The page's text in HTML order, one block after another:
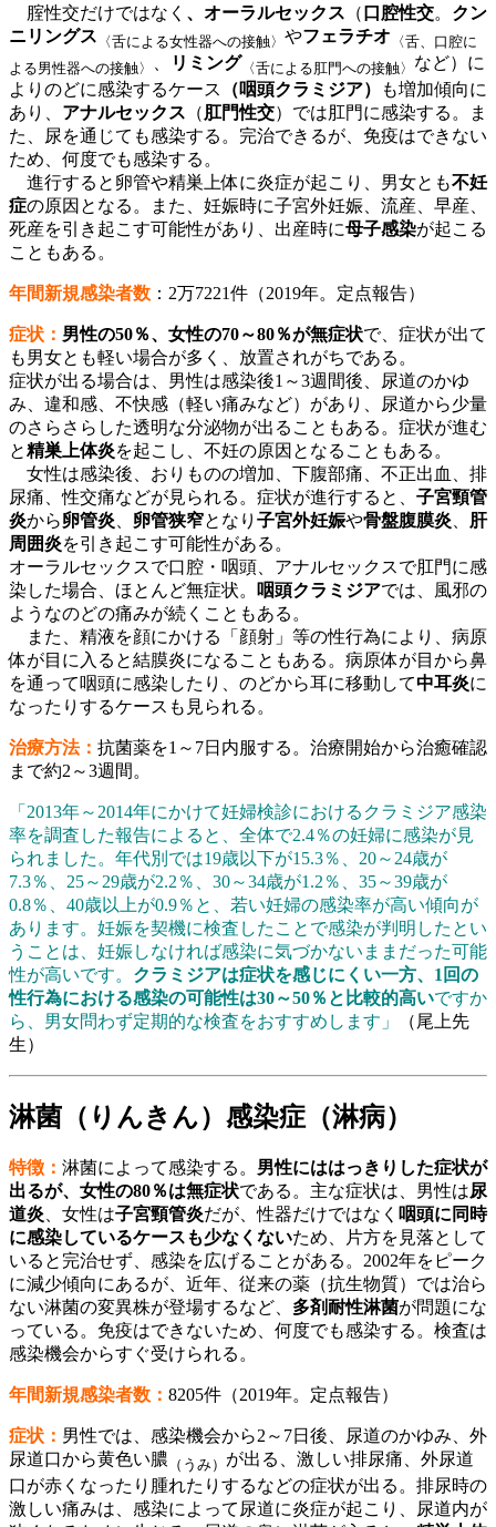
腟性交だけではなく 、オーラルセックス （ 口腔性交。 クン
ニリングス 〈舌による女性器への接触〉 やフェラチオ 〈舌、口腔に
よる男性器への接触〉
リミング 〈舌による肛門への接触〉 など）に
よりのどに感染するケース
（咽頭クラミジア）
も増加傾向に
あり、 アナルセックス （肛門性交）では肛門に感染する。ま
た、尿を通じても感染する。完治できるが、免疫はできない
ため、何度でも感染する。
進行すると卵管や精巣上体に炎症が起こり、男女とも不妊
症の原因となる。また、妊娠時に子宮外妊娠、流産、早産、
死産を引き起こす可能性があり、出産時に母子感染が起こる
こともある。
年間新規感染者数 ：2万7221件（2019年。 定点報告）
症状： 男性の50％、女性の70～80％が無症状で、症状が出て
も男女とも軽い場合が多く、放置されがちである。
症状が出る場合は、男性は感染後1～3週間後、尿道のかゆ
み、違和感、不快感（軽い痛みなど）があり、尿道から少量
のさらさらした透明な分泌物が出ることもある。症状が進む
と精巣上体炎を起こし、不妊の原因となることもある。
女性は感染後、おりものの増加、下腹部痛、不正出血、排
尿痛、性交痛などが見られる。症状が進行すると、 子宮頸管
炎から卵管炎 卵管狭窄となり 子宮外妊娠や骨盤腹膜炎
肝
周囲炎を引き起こす可能性がある。
オーラルセックスで口腔・咽頭、アナルセックスで肛門に感
染した場合、ほとんど無症状。
咽頭クラミジアでは、風邪の
ようなのどの痛みが続くこともある。
また、精液を顔にかける「顔射」等の性行為により、病原
体が目に入ると結膜炎になることもある。病原体が目から鼻
を通って咽頭に感染したり、のどから耳に移動して中耳炎に
なったりするケースも見られる。
治療方法： 抗菌薬を1～7日内服する。治療開始から治癒確認
まで約2～3週間。
「2013年～2014年にかけて妊婦検診におけるクラミジア感染
率を調査した報告によると、全体で2.4％の妊婦に感染が見
られました。年代別では19歳以下が15.3％、20～24歳が
7.3％、25～29歳が2.2％、30～34歳が1.2％、35～39歳が
0.8％、40歳以上が0.9％と、若い妊婦の感染率が高い傾向が
あります。妊娠を契機に検査したことで感染が判明したとい
うことは、妊娠しなければ感染に気づかないままだった可能
性が高いです。 クラミジアは症状を感じにくい一方、1回の
性行為における感染の可能性は30～50％と比較的高いですか
ら、男女問わず定期的な検査をおすすめします」
（尾上先
生）
淋菌（りんきん）感染症（淋病）
特徴： 淋菌によって感染する。 男性にははっきりした症状が
出るが、女性の80％は無症状である。主な症状は、男性は尿
道炎 、女性は子宮頸管炎だが、性器だけではなく 咽頭に同時
に感染しているケースも少なくないため、片方を見落として
いると完治せず、感染を広げることがある。2002年をピーク
に減少傾向にあるが、近年、従来の薬（抗生物質）では治ら
ない淋菌の変異株が登場するなど、 多剤耐性淋菌が問題にな
っている。免疫はできないため、何度でも感染する。検査は
感染機会からすぐ受けられる。
年間新規感染者数： 8205件（2019年。定点報告）
症状： 男性では、感染機会から2～7日後、尿道のかゆみ、外
尿道口から黄色い膿 （うみ） が出る、激しい排尿痛、外尿道
口が赤くなったり腫れたりするなどの症状が出る。排尿時の
激しい痛みは、感染によって尿道に炎症が起こり、尿道内が